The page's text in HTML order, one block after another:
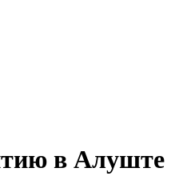
в Алуште